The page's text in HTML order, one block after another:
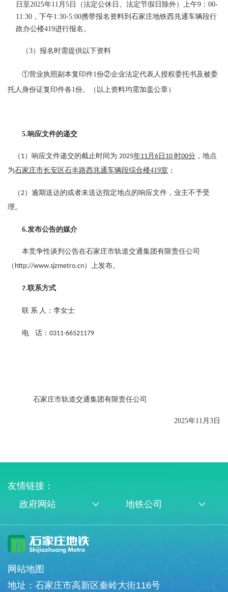
日至2025年11 月 5日（法定公休日、法定节假日除外）上午9：00-
11:30，下午1:30-5:00携带报名资料到石家庄地铁西兆通车辆段行
政办公楼419进行报名 。
（3）报名时需提供以下资料
①营业执照副本复印件1份②企业法定代表人授权委托书及被委
托人身份证复印件各1份。（以上资料均需加盖公章）
5.响应文件的递交
（ 1）响应文件递交的截止时间为 2025年11月 6 日 10 时00分 ，地点
为石家庄市长安区石丰路西兆通车辆段综合楼419室 ；
（2） 逾期送达的或者未送达指定地点的响应文件 ， 业主不予受
理。
6.发布公告的媒介
本竞争性谈判 公告在石家庄市轨道交通集团 有限责任公司
（ http://www.sjzmetro.cn） 上发布。
7.联系方式
联 系 人： 李女士
电 话： 0311-66521179
石家庄市轨道交通集团有限责任公司
2025年11 月 3日
友情链接：
政府网站
地铁公司
网站地图
地址：石家庄市高新区秦岭大街116号